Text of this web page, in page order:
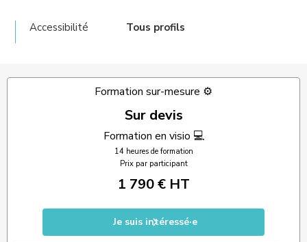
Accessibilité Tous profils
Formation sur-mesure ⚙️
Sur devis
Formation en visio 💻
14 heures de formation
Prix par participant
1 790 € HT
Je suis intéressé·e